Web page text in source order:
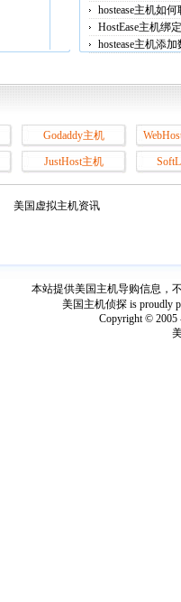
hostease主机如
HostEase主机绑
hostease主机添
Godaddy主机
JustHost主机
美国虚拟主机资讯
本站提供美国主机导购信息，
美国主机侦探 is proudly
Copyright © 2005